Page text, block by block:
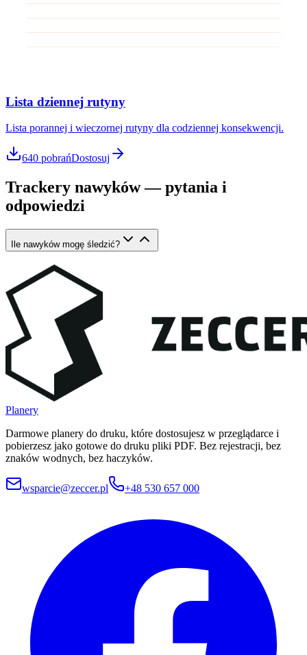
Lista dziennej rutyny
Lista porannej i wieczornej rutyny dla codziennej konsekwencji.
640 pobrańDostosuj
Trackery nawyków — pytania i
odpowiedzi
Ile nawyków mogę śledzić?
Planery
Darmowe planery do druku, które dostosujesz w przeglądarce i
pobierzesz jako gotowe do druku pliki PDF. Bez rejestracji, bez
znaków wodnych, bez haczyków.
wsparcie@zeccer.pl +48 530 657 000